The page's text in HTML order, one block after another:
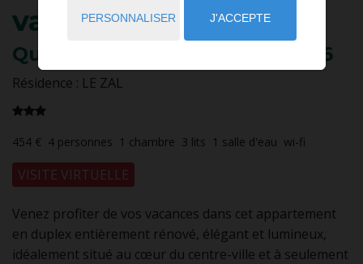
vacances
Quiberon / Réf: QZAL26
Résidence : LE ZAL
454 € 4 personnes 1 chambre 3 lits 1 salle d'eau wi-fi
VISITE VIRTUELLE
Venez profiter de vos vacances dans cet appartement
en duplex entièrement rénové, élégant et lumineux,
idéalement situé au cœur du centre-ville et à seulement
PERSONNALISER J'ACCEPTE